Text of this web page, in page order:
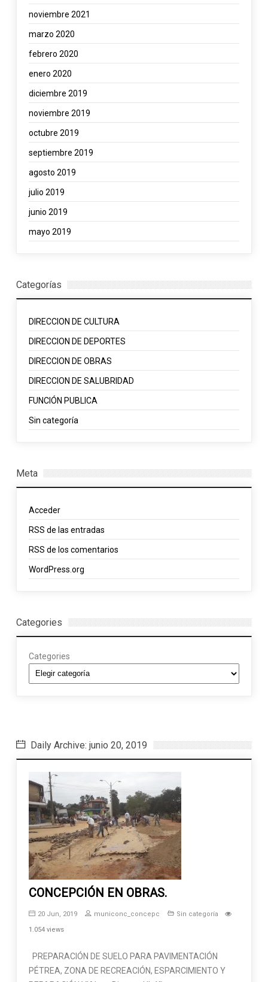
noviembre 2021
marzo 2020
febrero 2020
enero 2020
diciembre 2019
noviembre 2019
octubre 2019
septiembre 2019
agosto 2019
julio 2019
junio 2019
mayo 2019
Categorías
DIRECCION DE CULTURA
DIRECCION DE DEPORTES
DIRECCION DE OBRAS
DIRECCION DE SALUBRIDAD
FUNCIÓN PUBLICA
Sin categoría
Meta
Acceder
RSS de las entradas
RSS de los comentarios
WordPress.org
Categories
Categories
Daily Archive: junio 20, 2019
CONCEPCIÓN EN OBRAS.
20 Jun, 2019 municonc_concepc
Sin categoría
1.054 views
PREPARACIÓN DE SUELO PARA PAVIMENTACIÓN
PÉTREA, ZONA DE RECREACIÓN, ESPARCIMIENTO Y